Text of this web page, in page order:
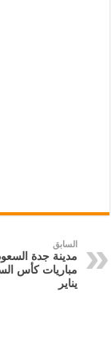
السابق
مدينة جدة
يناير